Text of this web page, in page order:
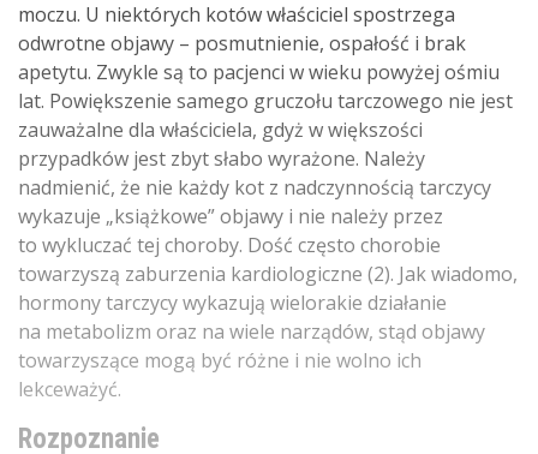
moczu. U niektórych kotów właściciel spostrzega
odwrotne objawy – posmutnienie, ospałość i brak
apetytu. Zwykle są to pacjenci w wieku powyżej ośmiu
lat. Powiększenie samego gruczołu tarczowego nie jest
zauważalne dla właściciela, gdyż w większości
przypadków jest zbyt słabo wyrażone. Należy
nadmienić, że nie każdy kot z nadczynnością tarczycy
wykazuje „książkowe” objawy i nie należy przez
to wykluczać tej choroby. Dość często chorobie
towarzyszą zaburzenia kardiologiczne (2). Jak wiadomo,
hormony tarczycy wykazują wielorakie działanie
na metabolizm oraz na wiele narządów, stąd objawy
towarzyszące mogą być różne i nie wolno ich
lekceważyć.
Rozpoznanie